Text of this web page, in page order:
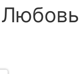
Любовь